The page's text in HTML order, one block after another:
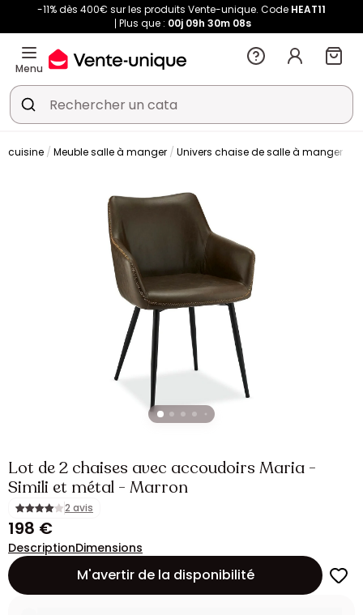
-11% dès 400€ sur les produits Vente-unique. Code HEAT11
Plus que : 00j 09h 30m 08s
Menu
cuisine Meuble salle à manger Univers chaise de salle à manger
Lot de 2 chaises avec accoudoirs Maria -
Simili et métal - Marron
2 avis
198 €
DescriptionDimensions
M'avertir de la disponibilité